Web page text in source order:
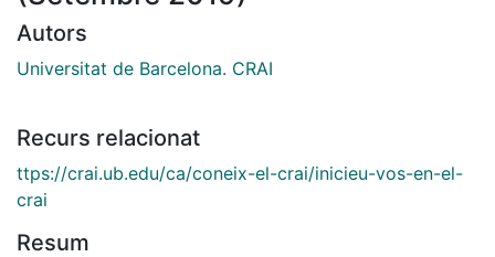
Autors
Universitat de Barcelona. CRAI
Recurs relacionat
ttps://crai.ub.edu/ca/coneix-el-crai/inicieu-vos-en-el-
crai
Resum